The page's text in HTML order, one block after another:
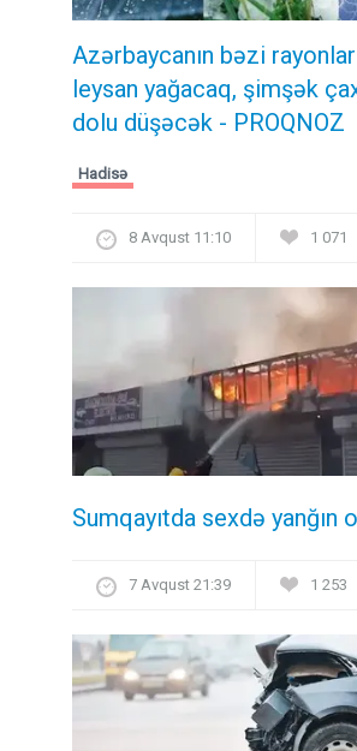
Azərbaycanın bəzi
leysan yağacaq, şimşək
dolu düşəcək - PROQNOZ
Hadisə
8 Avqust 11:10 1 071
Sumqayıtda sexdə yanğın
7 Avqust 21:39 1 253